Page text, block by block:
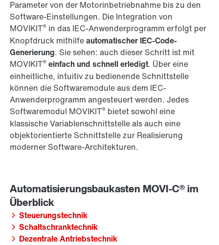
Parameter von der Motorinbetriebnahme bis zu den
Software-Einstellungen. Die Integration von
MOVIKIT® in das IEC-Anwenderprogramm erfolgt per
Knopfdruck mithilfeautomatischer IEC-Code-
Generierung. Sie sehen: auch dieser Schritt ist mit
MOVIKIT® einfach und schnell erledigt. Über eine
einheitliche, intuitiv zu bedienende Schnittstelle
können die Softwaremodule aus dem IEC-
Anwenderprogramm angesteuert werden. Jedes
Softwaremodul MOVIKIT® bietet sowohl eine
klassische Variablenschnittstelle als auch eine
objektorientierte Schnittstelle zur Realisierung
moderner Software-Architekturen.
Steuerungstechnik
Schaltschranktechnik
Dezentrale Antriebstechnik